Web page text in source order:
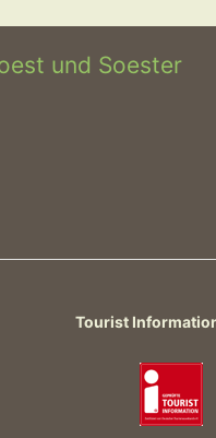
und Soester
Tourist